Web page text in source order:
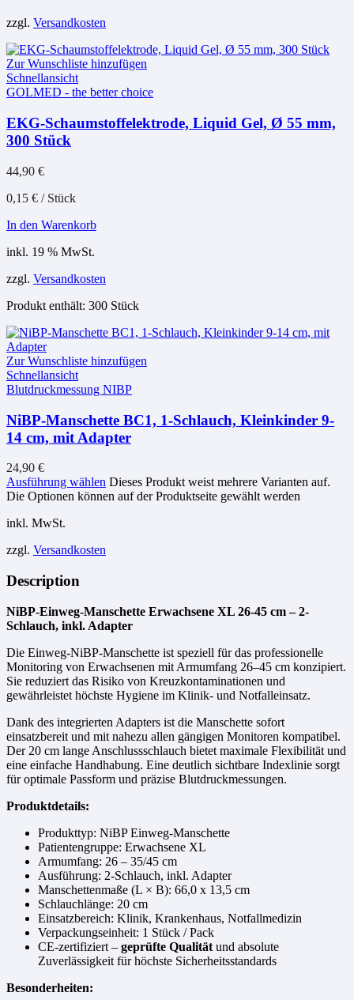
zzgl. Versandkosten
Zur Wunschliste hinzufügen
Schnellansicht
GOLMED - the better choice
EKG-Schaumstoffelektrode, Liquid Gel, Ø 55 mm,
300 Stück
44,90 €
0,15 € / Stück
In den Warenkorb
inkl. 19 % MwSt.
zzgl. Versandkosten
Produkt enthält: 300 Stück
Zur Wunschliste hinzufügen
Schnellansicht
Blutdruckmessung NIBP
NiBP-Manschette BC1, 1-Schlauch, Kleinkinder 9-
14 cm, mit Adapter
24,90 €
Ausführung wählen Dieses Produkt weist mehrere Varianten auf.
Die Optionen können auf der Produktseite gewählt werden
inkl. MwSt.
zzgl. Versandkosten
Description
NiBP-Einweg-Manschette Erwachsene XL 26-45 cm – 2-
Schlauch, inkl. Adapter
Die Einweg-NiBP-Manschette ist speziell für das professionelle
Monitoring von Erwachsenen mit Armumfang 26–45 cm konzipiert.
Sie reduziert das Risiko von Kreuzkontaminationen und
gewährleistet höchste Hygiene im Klinik- und Notfalleinsatz.
Dank des integrierten Adapters ist die Manschette sofort
einsatzbereit und mit nahezu allen gängigen Monitoren kompatibel.
Der 20 cm lange Anschlussschlauch bietet maximale Flexibilität und
eine einfache Handhabung. Eine deutlich sichtbare Indexlinie sorgt
für optimale Passform und präzise Blutdruckmessungen.
Produktdetails:
Produkttyp: NiBP Einweg-Manschette
Patientengruppe: Erwachsene XL
Armumfang: 26 – 35/45 cm
Ausführung: 2-Schlauch, inkl. Adapter
Manschettenmaße (L × B): 66,0 x 13,5 cm
Schlauchlänge: 20 cm
Einsatzbereich: Klinik, Krankenhaus, Notfallmedizin
Verpackungseinheit: 1 Stück / Pack
CE-zertifiziert – geprüfte Qualität und absolute
Zuverlässigkeit für höchste Sicherheitsstandards
Besonderheiten: